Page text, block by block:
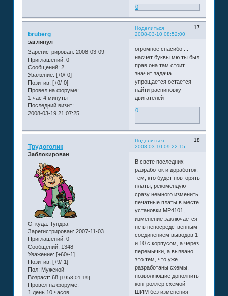
0
Поделиться
17
2008-03-10 08:52:00
bruberg
заглянул
Зарегистрирован: 2008-03-09
Приглашений: 0
Сообщений: 2
Уважение: [+0/-0]
Позитив: [+0/-0]
Провел на форуме:
1 час 4 минуты
Последний визит:
2008-03-19 21:07:25
огромное спасибо ...
насчет буквы мю ты был
прав она там стоит
значит задача
упрощается остается
найти распиновку
двигателей
0
Поделиться
18
2008-03-10 09:22:15
Трудоголик
Заблокирован
Откуда: Тундра
Зарегистрирован: 2007-11-03
Приглашений: 0
Сообщений: 1348
Уважение: [+60/-1]
Позитив: [+9/-1]
Пол: Мужской
Возраст: 68 [1958-01-19]
Провел на форуме:
1 день 10 часов
В свете последних
разработок и доработок,
тем, кто будет повторять
платы, рекомендую
сразу немного изменить
печатные платы в месте
установки MP4101,
изменение заключается
не в непосредственным
соединением выводов 1
и 10 с корпусом, а через
перемычки, а вызвано
это тем, что уже
разработаны схемы,
позволяющие дополнить
контроллер схемой
ШИМ без изменения